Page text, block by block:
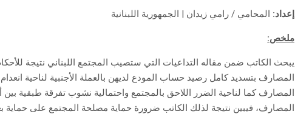
إعداد: المحامي / رامي زيدان | الجمهورية اللبنانية
ملخص:
يبحث الكاتب ضمن مقاله التداعيات التي ستصيب المجتمع اللبناني نتيجة
المصارف بتسديد كامل رصيد حساب المودع لديهن بالعملة الأجنبية لناحية
المصارف كما لناحية الضرر اللاحق بالمجتمع واحتمالية نشوب تفرقة طبقية
المصارف، فيبين نتيجة لذلك الكاتب ضرورة حماية مصلحة المجتمع على حماية